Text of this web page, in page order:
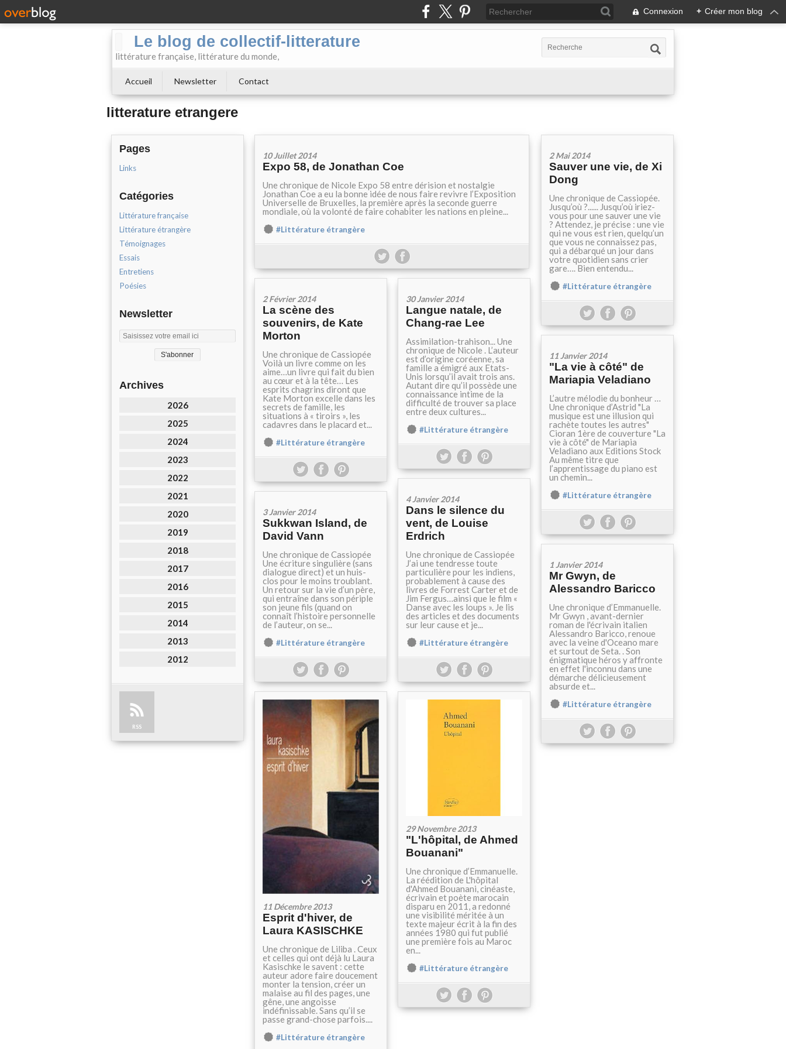
Connexion + Créer mon blog
Le blog de collectif-litterature
littérature française, littérature du monde,
Accueil Newsletter Contact
litterature etrangere
Pages
Links
Catégories
Littérature française
Littérature étrangère
Témoignages
Essais
Entretiens
Poésies
Newsletter
Archives
2026
2025
2024
2023
2022
2021
2020
2019
2018
2017
2016
2015
2014
2013
2012
RSS
10 Juillet 2014
Expo 58, de Jonathan Coe
Une chronique de Nicole Expo 58 entre dérision et nostalgie
Jonathan Coe a eu la bonne idée de nous faire revivre l’Exposition
Universelle de Bruxelles, la première après la seconde guerre
mondiale, où la volonté de faire cohabiter les nations en pleine...
#Littérature étrangère
2 Mai 2014
Sauver une vie, de Xi
Dong
Une chronique de Cassiopée.
Jusqu’où ?...... Jusqu’où iriez-
vous pour une sauver une vie
? Attendez, je précise : une vie
qui ne vous est rien, quelqu’un
que vous ne connaissez pas,
qui a débarqué un jour dans
votre quotidien sans crier
gare…. Bien entendu...
#Littérature étrangère
2 Février 2014
La scène des
souvenirs, de Kate
Morton
Une chronique de Cassiopée
Voilà un livre comme on les
aime…un livre qui fait du bien
au cœur et à la tête… Les
esprits chagrins diront que
Kate Morton excelle dans les
secrets de famille, les
situations à « tiroirs », les
cadavres dans le placard et...
#Littérature étrangère
30 Janvier 2014
Langue natale, de
Chang-rae Lee
Assimilation-trahison... Une
chronique de Nicole . L’auteur
est d’origine coréenne, sa
famille a émigré aux Etats-
Unis lorsqu’il avait trois ans.
Autant dire qu’il possède une
connaissance intime de la
difficulté de trouver sa place
entre deux cultures...
#Littérature étrangère
11 Janvier 2014
"La vie à côté" de
Mariapia Veladiano
L’autre mélodie du bonheur …
Une chronique d’Astrid "La
musique est une illusion qui
rachète toutes les autres"
Cioran 1ère de couverture "La
vie à côté" de Mariapia
Veladiano aux Editions Stock
Au même titre que
l’apprentissage du piano est
un chemin...
#Littérature étrangère
4 Janvier 2014
Dans le silence du
vent, de Louise
Erdrich
Une chronique de Cassiopée
J’ai une tendresse toute
particulière pour les indiens,
probablement à cause des
livres de Forrest Carter et de
Jim Fergus…ainsi que le film «
Danse avec les loups ». Je lis
des articles et des documents
sur leur cause et je...
#Littérature étrangère
3 Janvier 2014
Sukkwan Island, de
David Vann
Une chronique de Cassiopée
Une écriture singulière (sans
dialogue direct) et un huis-
clos pour le moins troublant.
Un retour sur la vie d’un père,
qui entraîne dans son périple
son jeune fils (quand on
connaît l’histoire personnelle
de l’auteur, on se...
#Littérature étrangère
1 Janvier 2014
Mr Gwyn, de
Alessandro Baricco
Une chronique d’Emmanuelle.
Mr Gwyn , avant-dernier
roman de l'écrivain italien
Alessandro Baricco, renoue
avec la veine d'Oceano mare
et surtout de Seta. . Son
énigmatique héros y affronte
en effet l'inconnu dans une
démarche délicieusement
absurde et...
#Littérature étrangère
11 Décembre 2013
Esprit d'hiver, de
Laura KASISCHKE
Une chronique de Liliba . Ceux
et celles qui ont déjà lu Laura
Kasischke le savent : cette
auteur adore faire doucement
monter la tension, créer un
malaise au fil des pages, une
gêne, une angoisse
indéfinissable. Sans qu’il se
passe grand-chose parfois....
#Littérature étrangère
29 Novembre 2013
"L'hôpital, de Ahmed
Bouanani"
Une chronique d’Emmanuelle.
La réédition de L'hôpital
d'Ahmed Bouanani, cinéaste,
écrivain et poète marocain
disparu en 2011, a redonné
une visibilité méritée à un
texte majeur écrit à la fin des
années 1980 qui fut publié
une première fois au Maroc
en...
#Littérature étrangère